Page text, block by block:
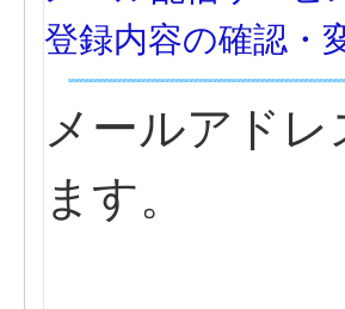
登録内容の確認・
メールアド
ます。